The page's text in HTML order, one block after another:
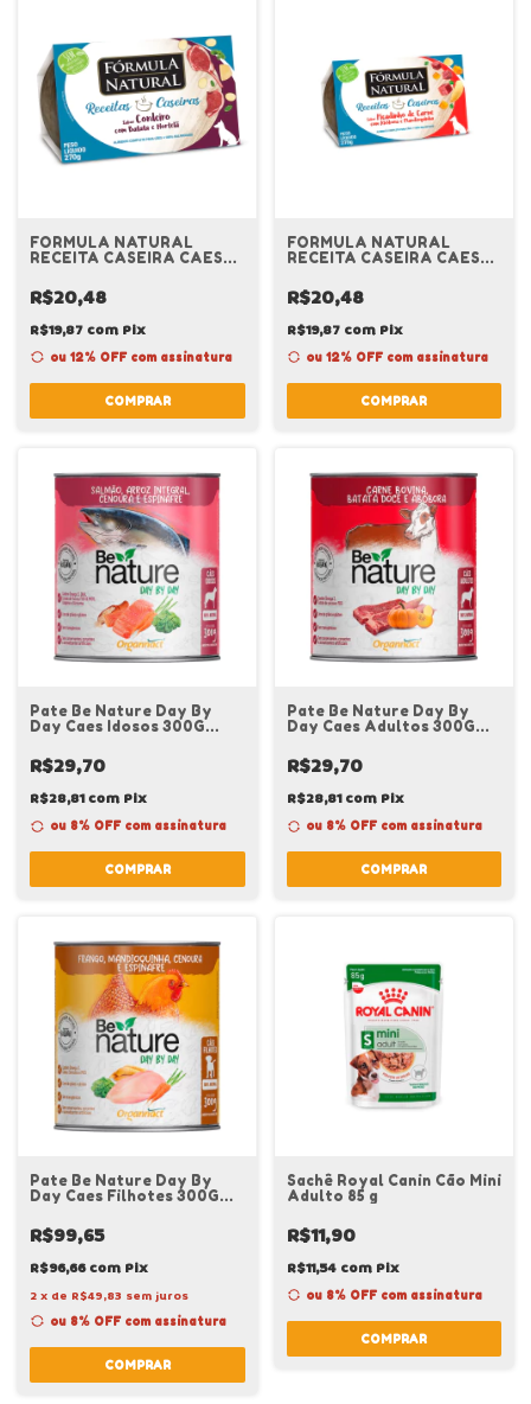
FORMULA NATURAL
RECEITA CASEIRA CAES
R$20,48
R$19,87 com Pix
ou 12% OFF com assinatura
COMPRAR
FORMULA NATURAL
RECEITA CASEIRA CAES
CARNE 270G
R$20,48
R$19,87 com Pix
ou 12% OFF com assinatura
COMPRAR
Pate Be Nature Day By
Day Caes Idosos 300G
R$29,70
R$28,81com Pix
ou 8% OFF com assinatura
COMPRAR
Pate Be Nature Day By
Day Caes Adultos 300G
R$29,70
R$28,81com Pix
ou 8% OFF com assinatura
COMPRAR
Pate Be Nature Day By
Day Caes Filhotes 300G
R$99,65
R$96,66com Pix
2 x de R$49,83 sem juros
ou 8% OFF com assinatura
COMPRAR
Sachê Royal Canin Cão Mini
Adulto 85 g
R$11,90
R$11,54 com Pix
ou 8% OFF com assinatura
COMPRAR